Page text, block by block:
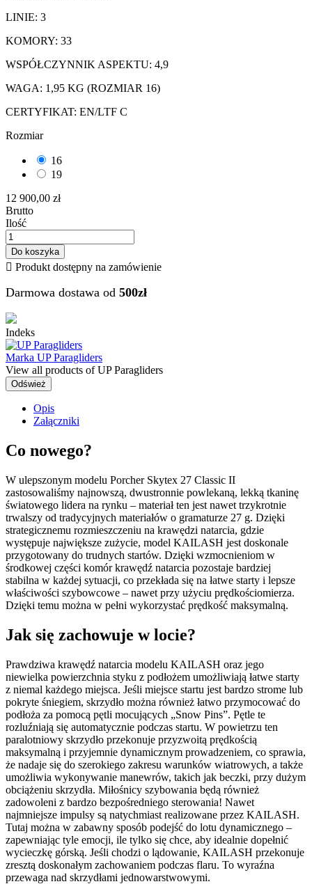
LINIE: 3
KOMORY: 33
WSPÓŁCZYNNIK ASPEKTU: 4,9
WAGA: 1,95 KG (ROZMIAR 16)
CERTYFIKAT: EN/LTF C
Rozmiar
16
19
12 900,00 zł
Brutto
Ilość
Do koszyka
 Produkt dostępny na zamówienie
Darmowa dostawa od 500zł
Indeks
Marka UP Paragliders
View all products of UP Paragliders
Opis
Załączniki
Co nowego?
W ulepszonym modelu Porcher Skytex 27 Classic II
zastosowaliśmy najnowszą, dwustronnie powlekaną, lekką tkaninę
światowego lidera na rynku – materiał ten jest nawet trzykrotnie
trwalszy od tradycyjnych materiałów o gramaturze 27 g. Dzięki
strategicznemu rozmieszczeniu na krawędzi natarcia, gdzie
występuje największe zużycie, model KAILASH jest doskonale
przygotowany do trudnych startów. Dzięki wzmocnieniom w
środkowej części komór krawędź natarcia pozostaje bardziej
stabilna w każdej sytuacji, co przekłada się na łatwe starty i lepsze
właściwości szybowcowe – nawet przy użyciu prędkościomierza.
Dzięki temu można w pełni wykorzystać prędkość maksymalną.
Jak się zachowuje w locie?
Prawdziwa krawędź natarcia modelu KAILASH oraz jego
niewielka powierzchnia styku z podłożem umożliwiają łatwe starty
z niemal każdego miejsca. Jeśli miejsce startu jest bardzo strome lub
pokryte śniegiem, skrzydło można również łatwo przymocować do
podłoża za pomocą pętli mocujących „Snow Pins”. Pętle te
rozluźniają się automatycznie podczas startu. W powietrzu ten
paralotniowy skrzydło przekonuje przyzwoitą prędkością
maksymalną i przyjemnie dynamicznym prowadzeniem, co sprawia,
że nadaje się do szerokiego zakresu warunków wiatrowych, a także
umożliwia wykonywanie manewrów, takich jak beczki, przy dużym
obciążeniu skrzydła. Miłośnicy szybowania będą również
zadowoleni z bardzo bezpośredniego sterowania! Nawet
najmniejsze impulsy są natychmiast realizowane przez KAILASH.
Tutaj można w zabawny sposób podejść do lotu dynamicznego –
zapewniając tyle emocji, ile tylko się chce, aby idealnie dopełnić
wycieczkę górską. Jeśli chodzi o lądowanie, KAILASH przekonuje
zresztą doskonałym zachowaniem podczas flaru. To wyraźna
przewaga nad skrzydłami jednowarstwowymi.